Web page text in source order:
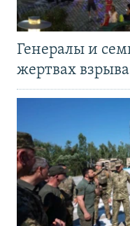
Генералы и
жертвах